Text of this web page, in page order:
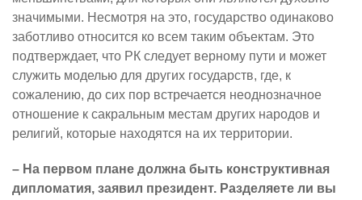
значимыми. Несмотря на это, государство одинаково
заботливо относится ко всем таким объектам. Это
подтверждает, что РК следует верному пути и может
служить моделью для других государств, где, к
сожалению, до сих пор встречается неоднозначное
отношение к сакральным местам других народов и
религий, которые находятся на их территории.
– На первом плане должна быть конструктивная
дипломатия, заявил президент. Разделяете ли вы